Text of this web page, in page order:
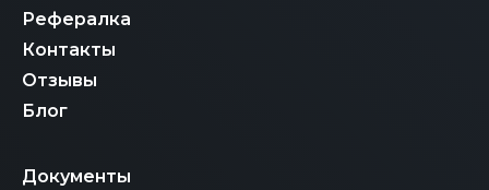
Рефералка
Контакты
Отзывы
Блог
Документы